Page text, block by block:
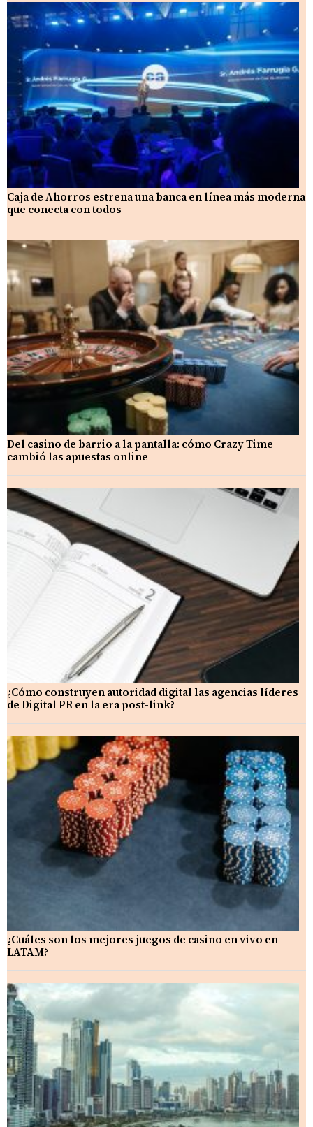
Caja de Ahorros estrena una banca en línea más moderna
que conecta con todos
Del casino de barrio a la pantalla: cómo Crazy Time
cambió las apuestas online
¿Cómo construyen autoridad digital las agencias líderes
de Digital PR en la era post-link?
¿Cuáles son los mejores juegos de casino en vivo en
LATAM?